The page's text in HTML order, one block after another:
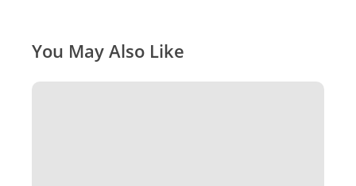
You May Also Like
Polecane